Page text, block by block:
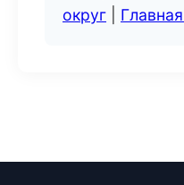
округ